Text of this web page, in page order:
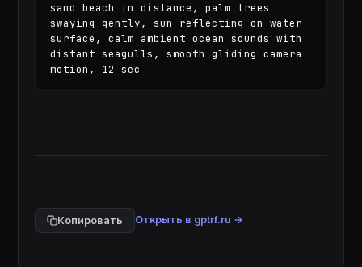
sand beach in distance, palm trees
swaying gently, sun reflecting on water
surface, calm ambient ocean sounds with
distant seagulls, smooth gliding camera
motion, 12 sec
Копировать Открыть в gptrf.ru →